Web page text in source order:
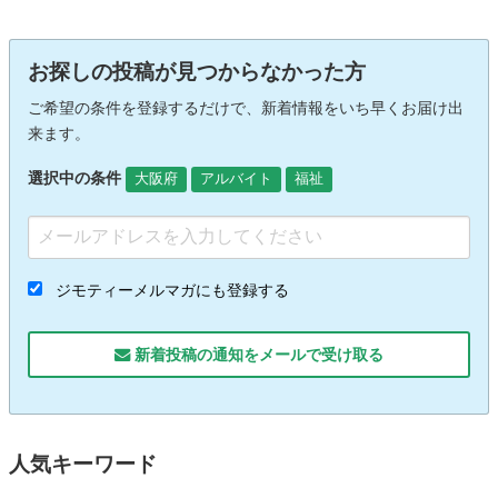
お探しの投稿が見つからなかった方
ご希望の条件を登録するだけで、新着情報をいち早くお届け出
来ます。
選択中の条件 大阪府 アルバイト 福祉
ジモティーメルマガにも登録する
新着投稿の通知をメールで受け取る
人気キーワード